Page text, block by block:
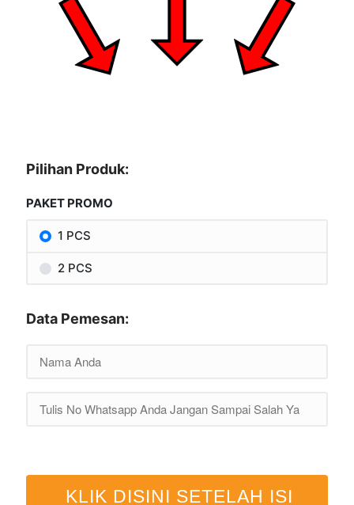
Pilihan Produk:
PAKET PROMO
1 PCS
2 PCS
Data Pemesan:
KLIK DISINI SETELAH ISI